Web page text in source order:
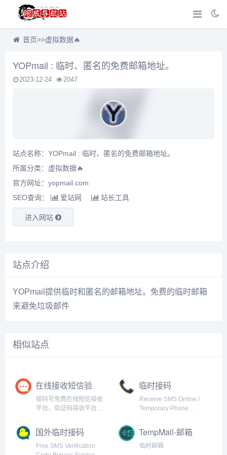
首页>>虚拟数据🔥
YOPmail : 临时、匿名的免费邮箱地址。
2023-12-24 2047
站点名称：YOPmail : 临时、匿名的免费邮箱地址。
所属分类： 虚拟数据🔥
官方网址：yopmail.com
SEO查询：
爱站网 站长工具
进入网站
站点介绍
YOPmail提供临时和匿名的邮箱地址。免费的临时邮箱
来避免垃圾邮件
相似站点
在线接收短信验
证码，临时手机
号，虚拟电话号
接码号免费在线短信接收
平台，验证码接收平台，
临时虚拟手机号云短信接
码，拥有中国香港/美国/英
国/马来西亚/菲律宾/印度尼
临时接码
Receive SMS Online /
Temporary Phone
国外临时接码
Free SMS Verification
TempMail-邮箱
临时邮箱